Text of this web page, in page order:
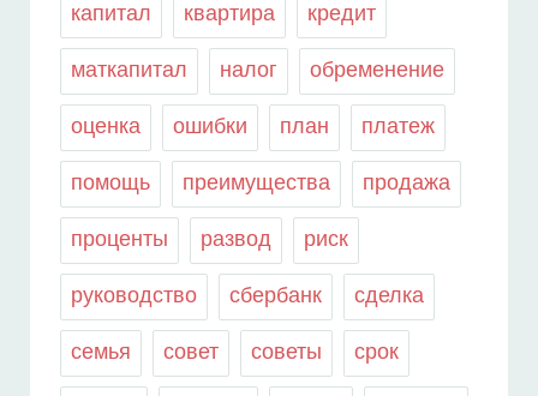
капитал квартира кредит
маткапитал налог обременение
оценка ошибки план платеж
помощь преимущества продажа
проценты развод риск
руководство сбербанк сделка
семья совет советы срок